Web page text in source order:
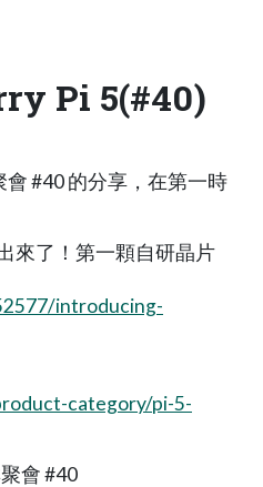
Pi 5(#40)
#40 的分享，在第一時
來了！第一顆自研晶片
introducing-
category/pi-5-
會 #40